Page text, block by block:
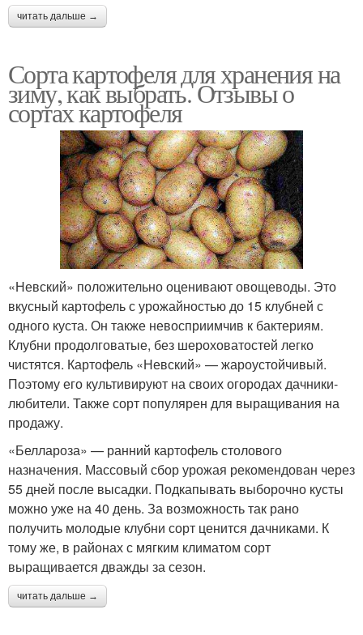
читать дальше →
Сорта картофеля для хранения на
зиму, как выбрать. Отзывы о
сортах картофеля
«Невский» положительно оценивают овощеводы. Это
вкусный картофель с урожайностью до 15 клубней с
одного куста. Он также невосприимчив к бактериям.
Клубни продолговатые, без шероховатостей легко
чистятся. Картофель «Невский» — жароустойчивый.
Поэтому его культивируют на своих огородах дачники-
любители. Также сорт популярен для выращивания на
продажу.
«Беллароза» — ранний картофель столового
назначения. Массовый сбор урожая рекомендован через
55 дней после высадки. Подкапывать выборочно кусты
можно уже на 40 день. За возможность так рано
получить молодые клубни сорт ценится дачниками. К
тому же, в районах с мягким климатом сорт
выращивается дважды за сезон.
читать дальше →